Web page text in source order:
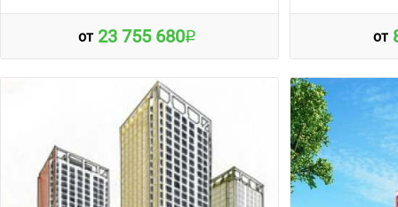
от 23 755 680 от